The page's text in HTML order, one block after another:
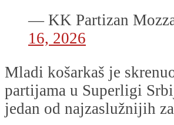
— KK Partizan
16, 2026
Mladi košarkaš je
partijama u Superligi
jedan od najzaslužnijih